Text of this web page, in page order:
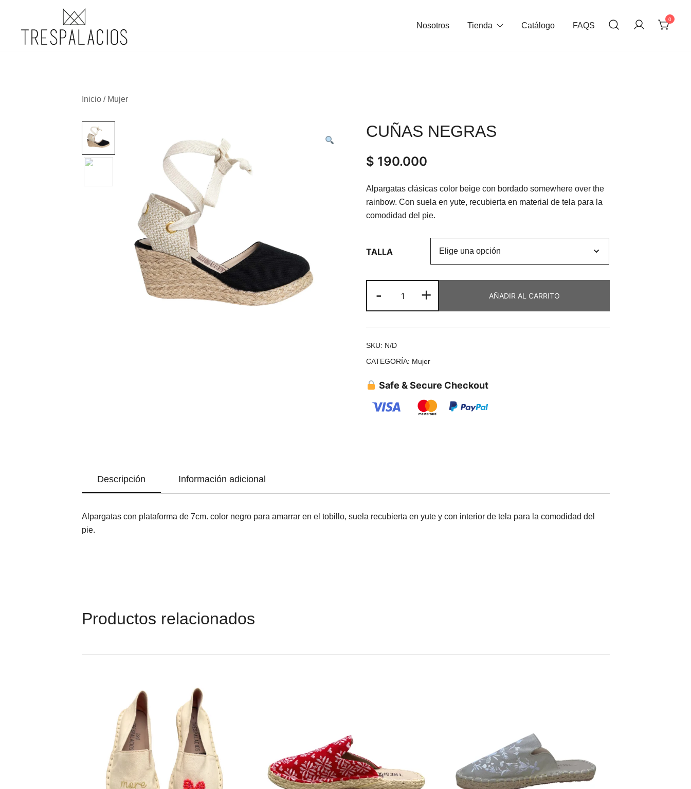
Nosotros Tienda Catálogo FAQS
0
Inicio/ Mujer
CUÑAS NEGRAS
$ 190.000
Alpargatas clásicas color beige con bordado somewhere over the
rainbow. Con suela en yute, recubierta en material de tela para la
comodidad del pie.
TALLA
- + AÑADIR AL CARRITO
SKU: N/D
CATEGORÍA: Mujer
Safe & Secure Checkout
Descripción Información adicional
Alpargatas con plataforma de 7cm. color negro para amarrar en el tobillo, suela recubierta en yute y con interior de tela para la comodidad del
pie.
Productos relacionados